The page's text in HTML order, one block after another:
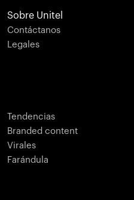
Sobre Unitel
Contáctanos
Legales
Tendencias
Branded content
Virales
Farándula